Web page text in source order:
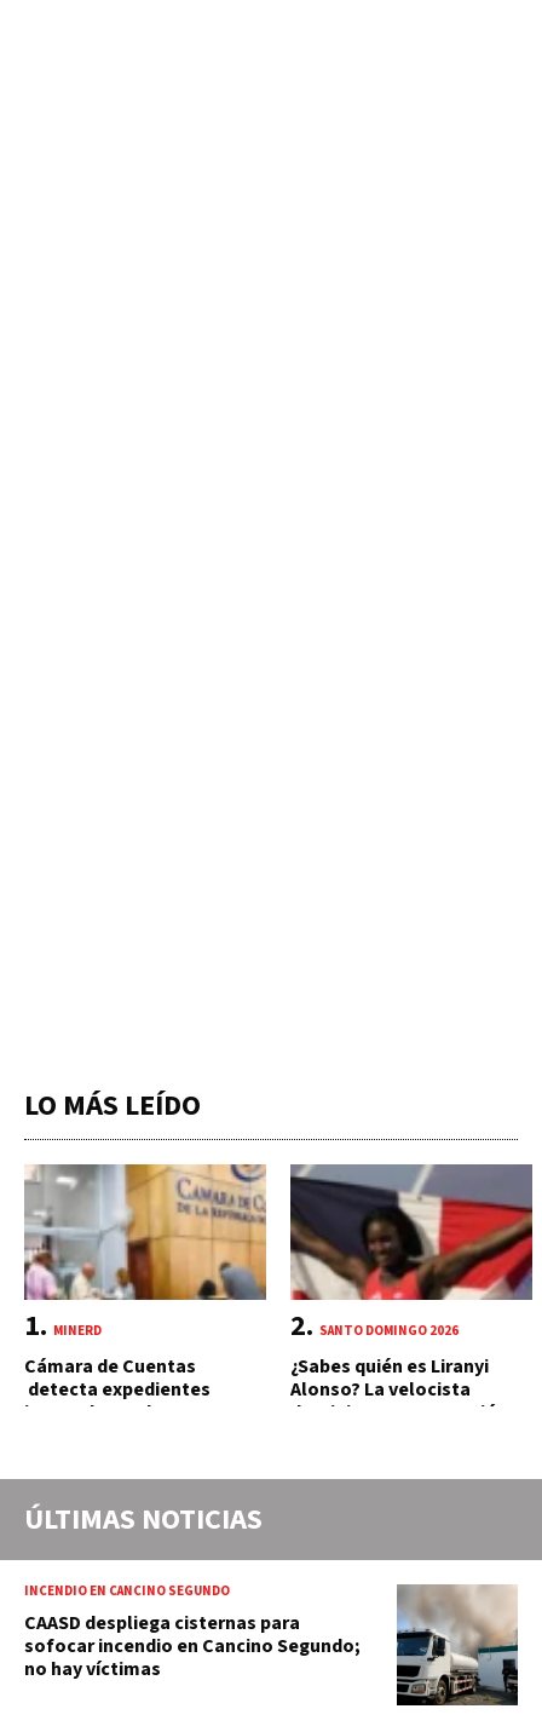
LO MÁS LEÍDO
MINERD
Cámara de Cuentas
detecta expedientes
incompletos de
2019 y 2020
SANTO DOMINGO 2026
¿Sabes quién es Liranyi
Alonso? La velocista
dominicana que rompió un
ÚLTIMAS NOTICIAS
INCENDIO EN CANCINO SEGUNDO
CAASD despliega cisternas para
sofocar incendio en Cancino Segundo;
no hay víctimas